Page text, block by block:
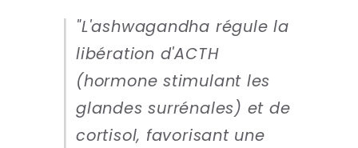
"L'ashwagandha régule la
libération d'ACTH
(hormone stimulant les
glandes surrénales) et de
cortisol, favorisant une